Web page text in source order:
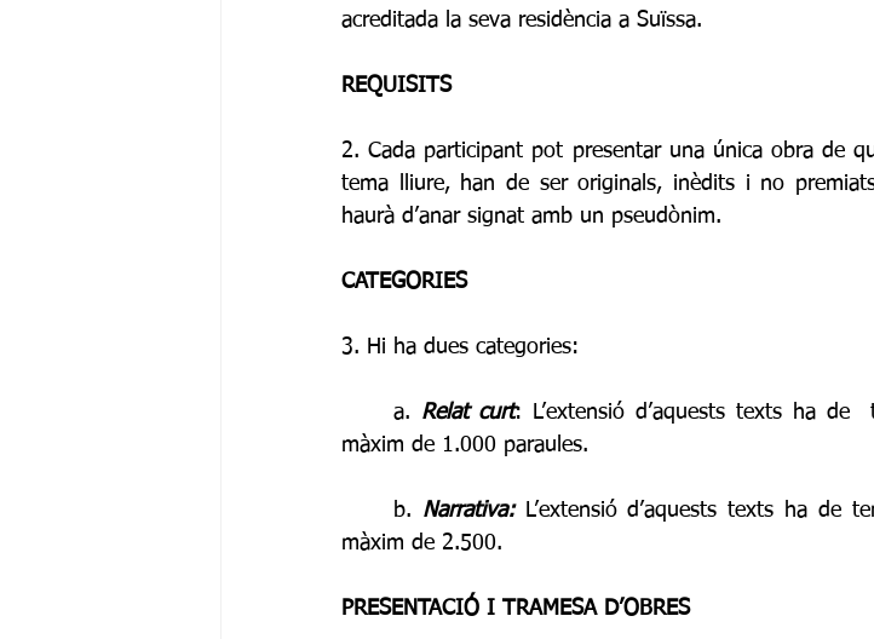
acreditada la seva residència a Suïssa.
REQUISITS
2. Cada participant pot presentar una única obra de
tema lliure, han de ser originals, inèdits i no
haurà d’anar signat amb un pseudònim.
CATEGORIES
3. Hi ha dues categories:
	a.
Relat curt: L’extensió d’aquests texts ha
màxim de 1.000 paraules.
	b.
Narrativa: L’extensió d’aquests texts ha de
màxim de 2.500.
PRESENTACIÓ I TRAMESA D’OBRES